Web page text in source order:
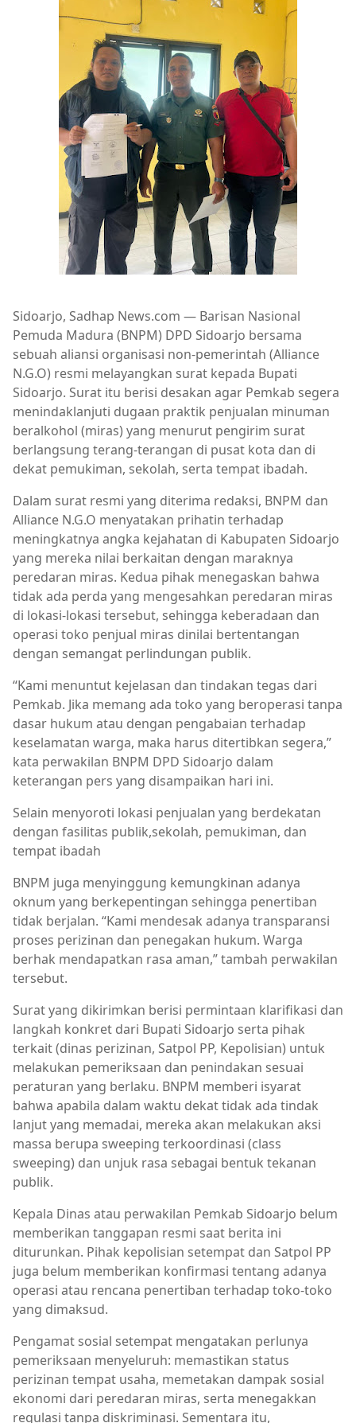
Sidoarjo, Sadhap News.com — Barisan Nasional
Pemuda Madura (BNPM) DPD Sidoarjo bersama
sebuah aliansi organisasi non-pemerintah (Alliance
N.G.O) resmi melayangkan surat kepada Bupati
Sidoarjo. Surat itu berisi desakan agar Pemkab segera
menindaklanjuti dugaan praktik penjualan minuman
beralkohol (miras) yang menurut pengirim surat
berlangsung terang-terangan di pusat kota dan di
dekat pemukiman, sekolah, serta tempat ibadah.
Dalam surat resmi yang diterima redaksi, BNPM dan
Alliance N.G.O menyatakan prihatin terhadap
meningkatnya angka kejahatan di Kabupaten Sidoarjo
yang mereka nilai berkaitan dengan maraknya
peredaran miras. Kedua pihak menegaskan bahwa
tidak ada perda yang mengesahkan peredaran miras
di lokasi-lokasi tersebut, sehingga keberadaan dan
operasi toko penjual miras dinilai bertentangan
dengan semangat perlindungan publik.
“Kami menuntut kejelasan dan tindakan tegas dari
Pemkab. Jika memang ada toko yang beroperasi tanpa
dasar hukum atau dengan pengabaian terhadap
keselamatan warga, maka harus ditertibkan segera,”
kata perwakilan BNPM DPD Sidoarjo dalam
keterangan pers yang disampaikan hari ini.
Selain menyoroti lokasi penjualan yang berdekatan
dengan fasilitas publik,sekolah, pemukiman, dan
tempat ibadah
BNPM juga menyinggung kemungkinan adanya
oknum yang berkepentingan sehingga penertiban
tidak berjalan. “Kami mendesak adanya transparansi
proses perizinan dan penegakan hukum. Warga
berhak mendapatkan rasa aman,” tambah perwakilan
tersebut.
Surat yang dikirimkan berisi permintaan klarifikasi dan
langkah konkret dari Bupati Sidoarjo serta pihak
terkait (dinas perizinan, Satpol PP, Kepolisian) untuk
melakukan pemeriksaan dan penindakan sesuai
peraturan yang berlaku. BNPM memberi isyarat
bahwa apabila dalam waktu dekat tidak ada tindak
lanjut yang memadai, mereka akan melakukan aksi
massa berupa sweeping terkoordinasi (class
sweeping) dan unjuk rasa sebagai bentuk tekanan
publik.
Kepala Dinas atau perwakilan Pemkab Sidoarjo belum
memberikan tanggapan resmi saat berita ini
diturunkan. Pihak kepolisian setempat dan Satpol PP
juga belum memberikan konfirmasi tentang adanya
operasi atau rencana penertiban terhadap toko-toko
yang dimaksud.
Pengamat sosial setempat mengatakan perlunya
pemeriksaan menyeluruh: memastikan status
perizinan tempat usaha, memetakan dampak sosial
ekonomi dari peredaran miras, serta menegakkan
regulasi tanpa diskriminasi. Sementara itu,